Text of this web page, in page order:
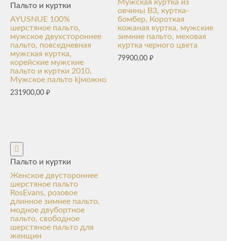
Пальто и куртки
AYUSNUE 100%
шерстяное пальто,
мужское двухстороннее
пальто, повседневная
мужская куртка,
корейские мужские
пальто и куртки 2010,
Мужское пальто kjможно
231900,00 ₽
Мужская куртка из
овчины B3, куртка-
бомбер, Короткая
кожаная куртка, мужские
зимние пальто, меховая
куртка черного цвета
79900,00₽
Пальто и куртки
Женское двустороннее
шерстяное пальто
RosEvans, розовое
длинное зимнее пальто,
модное двубортное
пальто, свободное
шерстяное пальто для
женщин